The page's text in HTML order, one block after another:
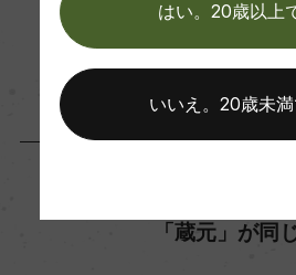
2022
「蔵元」が同
はい。20歳以上
いいえ。20歳未満